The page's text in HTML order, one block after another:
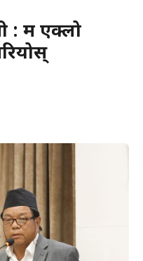
: म एक्लो